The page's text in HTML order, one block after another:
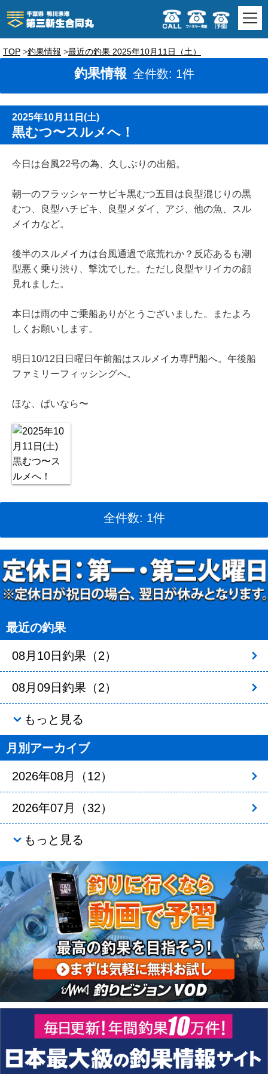
TOP 釣果情報 最近の釣果 2025年10月11日（土）
釣果情報 全件数: 1件
2025年10月11日(土)
黒むつ〜スルメへ！
今日は台風22号の為、久しぶりの出船。
朝一のフラッシャーサビキ黒むつ五目は良型混じりの黒
むつ、良型ハチビキ、良型メダイ、アジ、他の魚、スル
メイカなど。
後半のスルメイカは台風通過で底荒れか？反応あるも潮
型悪く乗り渋り、撃沈でした。ただし良型ヤリイカの顔
見れました。
本日は雨の中ご乗船ありがとうございました。またよろ
しくお願いします。
明日10/12日日曜日午前船はスルメイカ専門船へ。午後船
ファミリーフィッシングへ。
ほな、ばいなら〜
全件数: 1件
最近の釣果
08月10日釣果（2）
08月09日釣果（2）
もっと見る
月別アーカイブ
2026年08月（12）
2026年07月（32）
もっと見る